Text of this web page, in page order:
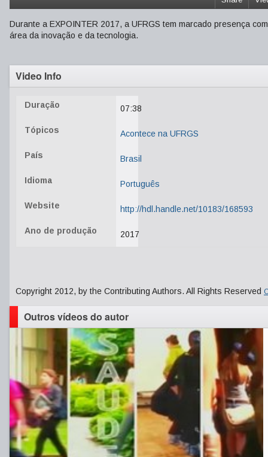
Durante a EXPOINTER 2017, a UFRGS tem marcado presença
área da inovação e da tecnologia.
Video Info
Duração 07:38
Tópicos Acontece na UFRGS
País Brasil
Idioma Português
Website http://hdl.handle.net/10183/168593
Ano de produção 2017
Copyright 2012, by the Contributing Authors. All Rights Reserved
Outros vídeos do autor